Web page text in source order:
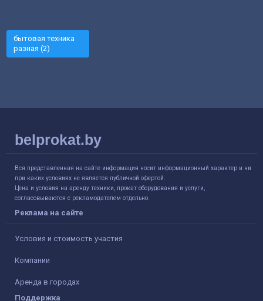
бытовая техника
разная (2)
belprokat.by
Вся представленная на сайте информация носит информационный характер и ни
при каких условиях не является публичной офертой.
Цена и условия на аренду техники, прокат оборудования и услуги,
согласовываются с рекламодателем отдельно.
Реклама на сайте
Условия и стоимость участия
Компании
Аренда в городах
Поддержка